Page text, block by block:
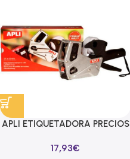
APLI ETIQUETADORA PRECIOS
CARACTERES PARA
17,93€